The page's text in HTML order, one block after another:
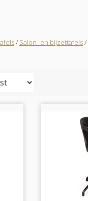
/ Salon- en bijzettafels/